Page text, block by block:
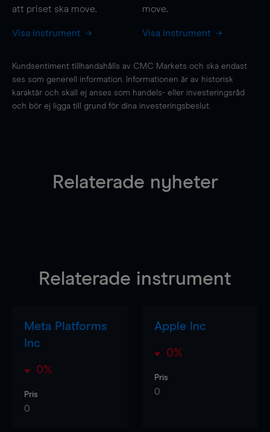
att priset ska move.
Visa instrument
move.
Visa instrument
Kundsentiment tillhandahålls av CMC Markets och ska endast
ses som generell information. Informationen är av historisk
karaktär och skall ej anses som handels- eller investeringsråd
och bör ej ligga till grund för dina investeringsbeslut.
Relaterade nyheter
Relaterade instrument
Meta Platforms
Inc
0%
Pris
0
Apple Inc
0%
Pris
0